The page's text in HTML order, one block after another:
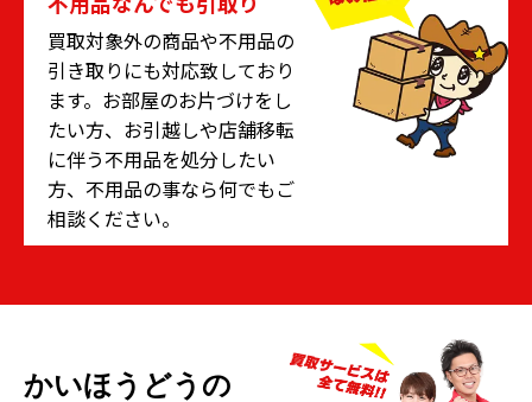
から選ばれることが多いです。高級家具を製造する
メーカーは国内外に様々あり、それぞれが異なる趣
の家具を作っています。
これらの高級家具は中古市場においても高い需要を
有しています。そもそもの販売価格が高いため、買
取金額も期待できるでしょう。現在は製造されてい
ないようなモデルであればプレミアのついた値段で
とも査定を試してみてください。
買取対象外の商品や不用品の
引き取りにも対応致しており
ます。お部屋のお片づけをし
たい方、お引越しや店舗移転
に伴う不用品を処分したい
方、不用品の事なら何でもご
相談ください。
かいほうどうの